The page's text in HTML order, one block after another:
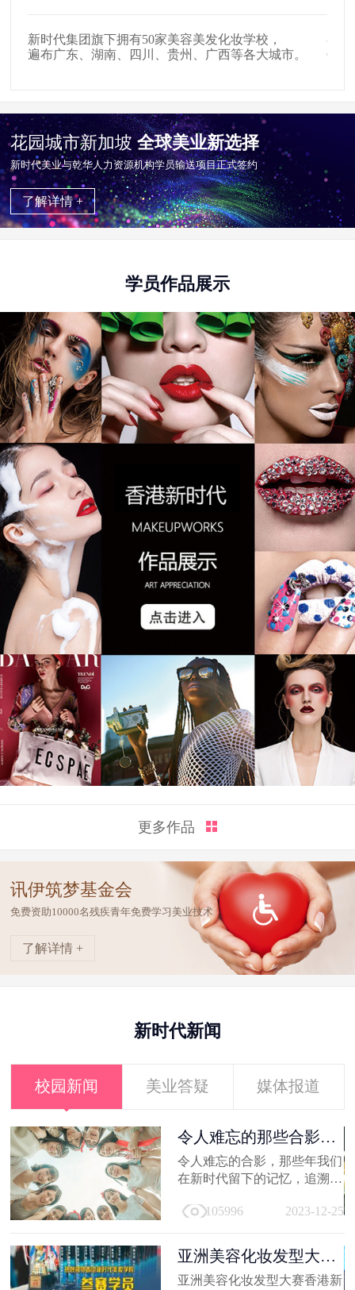
在全国拥有509家美发店、907家影楼影视公司，
654家中高级美容会所就业合作单位。
户外
掌握
花园城市新加坡全球美业新选择
新时代美业与乾华⼈⼒资源机构学员输送项目正式签约
了解详情 +
学员作品展示
更多作品
讯伊筑梦基金会
免费资助10000名残疾青年免费学习美业技术
了解详情 +
新时代新闻
校园新闻 美业答疑 媒体报道
令人难忘的那些合影，
新时代学员...
令人难忘的合影，那些年我们
在新时代留下的记忆，追溯时
105996
2023-12-25
亚洲美容化妆发型大赛
香港新时代...
亚洲美容化妆发型大赛香港新